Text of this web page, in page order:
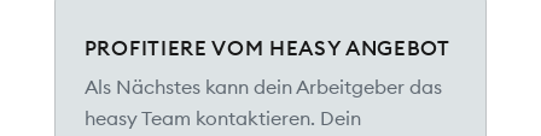
PROFITIERE VOM HEASY ANGEBOT
Als Nächstes kann dein Arbeitgeber das
heasy Team kontaktieren. Dein